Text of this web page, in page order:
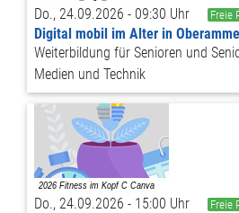
Do., 24.09.2026 - 09:30 Uhr Freie
Digital mobil im Alter in
Weiterbildung für Senioren und
Medien und Technik
Do., 24.09.2026 - 15:00 Uhr Freie